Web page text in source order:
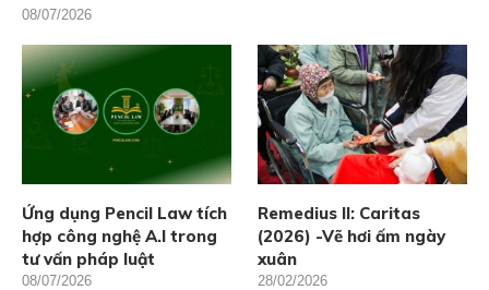
08/07/2026
Ứng dụng Pencil Law tích
hợp công nghệ A.I trong
tư vấn pháp luật
08/07/2026
Remedius II: Caritas
(2026) -Vẽ hơi ấm ngày
xuân
28/02/2026